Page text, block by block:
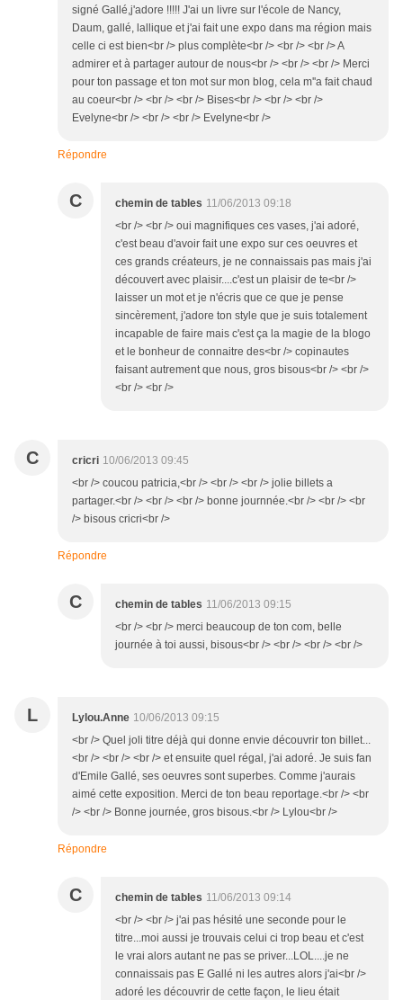
signé Gallé,j'adore !!!!! J'ai un livre sur l'école de Nancy,
Daum, gallé, lallique et j'ai fait une expo dans ma région mais
celle ci est bien<br /> plus complète<br /> <br /> <br /> A
admirer et à partager autour de nous<br /> <br /> <br /> Merci
pour ton passage et ton mot sur mon blog, cela m''a fait chaud
au coeur<br /> <br /> <br /> Bises<br /> <br /> <br />
Evelyne<br /> <br /> <br /> Evelyne<br />
Répondre
C chemin de tables 11/06/2013 09:18
<br /> <br /> oui magnifiques ces vases, j'ai adoré,
c'est beau d'avoir fait une expo sur ces oeuvres et
ces grands créateurs, je ne connaissais pas mais j'ai
découvert avec plaisir....c'est un plaisir de te<br />
laisser un mot et je n'écris que ce que je pense
sincèrement, j'adore ton style que je suis totalement
incapable de faire mais c'est ça la magie de la blogo
et le bonheur de connaitre des<br /> copinautes
faisant autrement que nous, gros bisous<br /> <br />
<br /> <br />
C cricri 10/06/2013 09:45
<br /> coucou patricia,<br /> <br /> <br /> jolie billets a
partager.<br /> <br /> <br /> bonne journnée.<br /> <br /> <br
/> bisous cricri<br />
Répondre
C chemin de tables 11/06/2013 09:15
<br /> <br /> merci beaucoup de ton com, belle
journée à toi aussi, bisous<br /> <br /> <br /> <br />
L Lylou.Anne 10/06/2013 09:15
<br /> Quel joli titre déjà qui donne envie découvrir ton billet...
<br /> <br /> <br /> et ensuite quel régal, j'ai adoré. Je suis fan
d'Emile Gallé, ses oeuvres sont superbes. Comme j'aurais
aimé cette exposition. Merci de ton beau reportage.<br /> <br
/> <br /> Bonne journée, gros bisous.<br /> Lylou<br />
Répondre
C chemin de tables 11/06/2013 09:14
<br /> <br /> j'ai pas hésité une seconde pour le
titre...moi aussi je trouvais celui ci trop beau et c'est
le vrai alors autant ne pas se priver...LOL....je ne
connaissais pas E Gallé ni les autres alors j'ai<br />
adoré les découvrir de cette façon, le lieu était